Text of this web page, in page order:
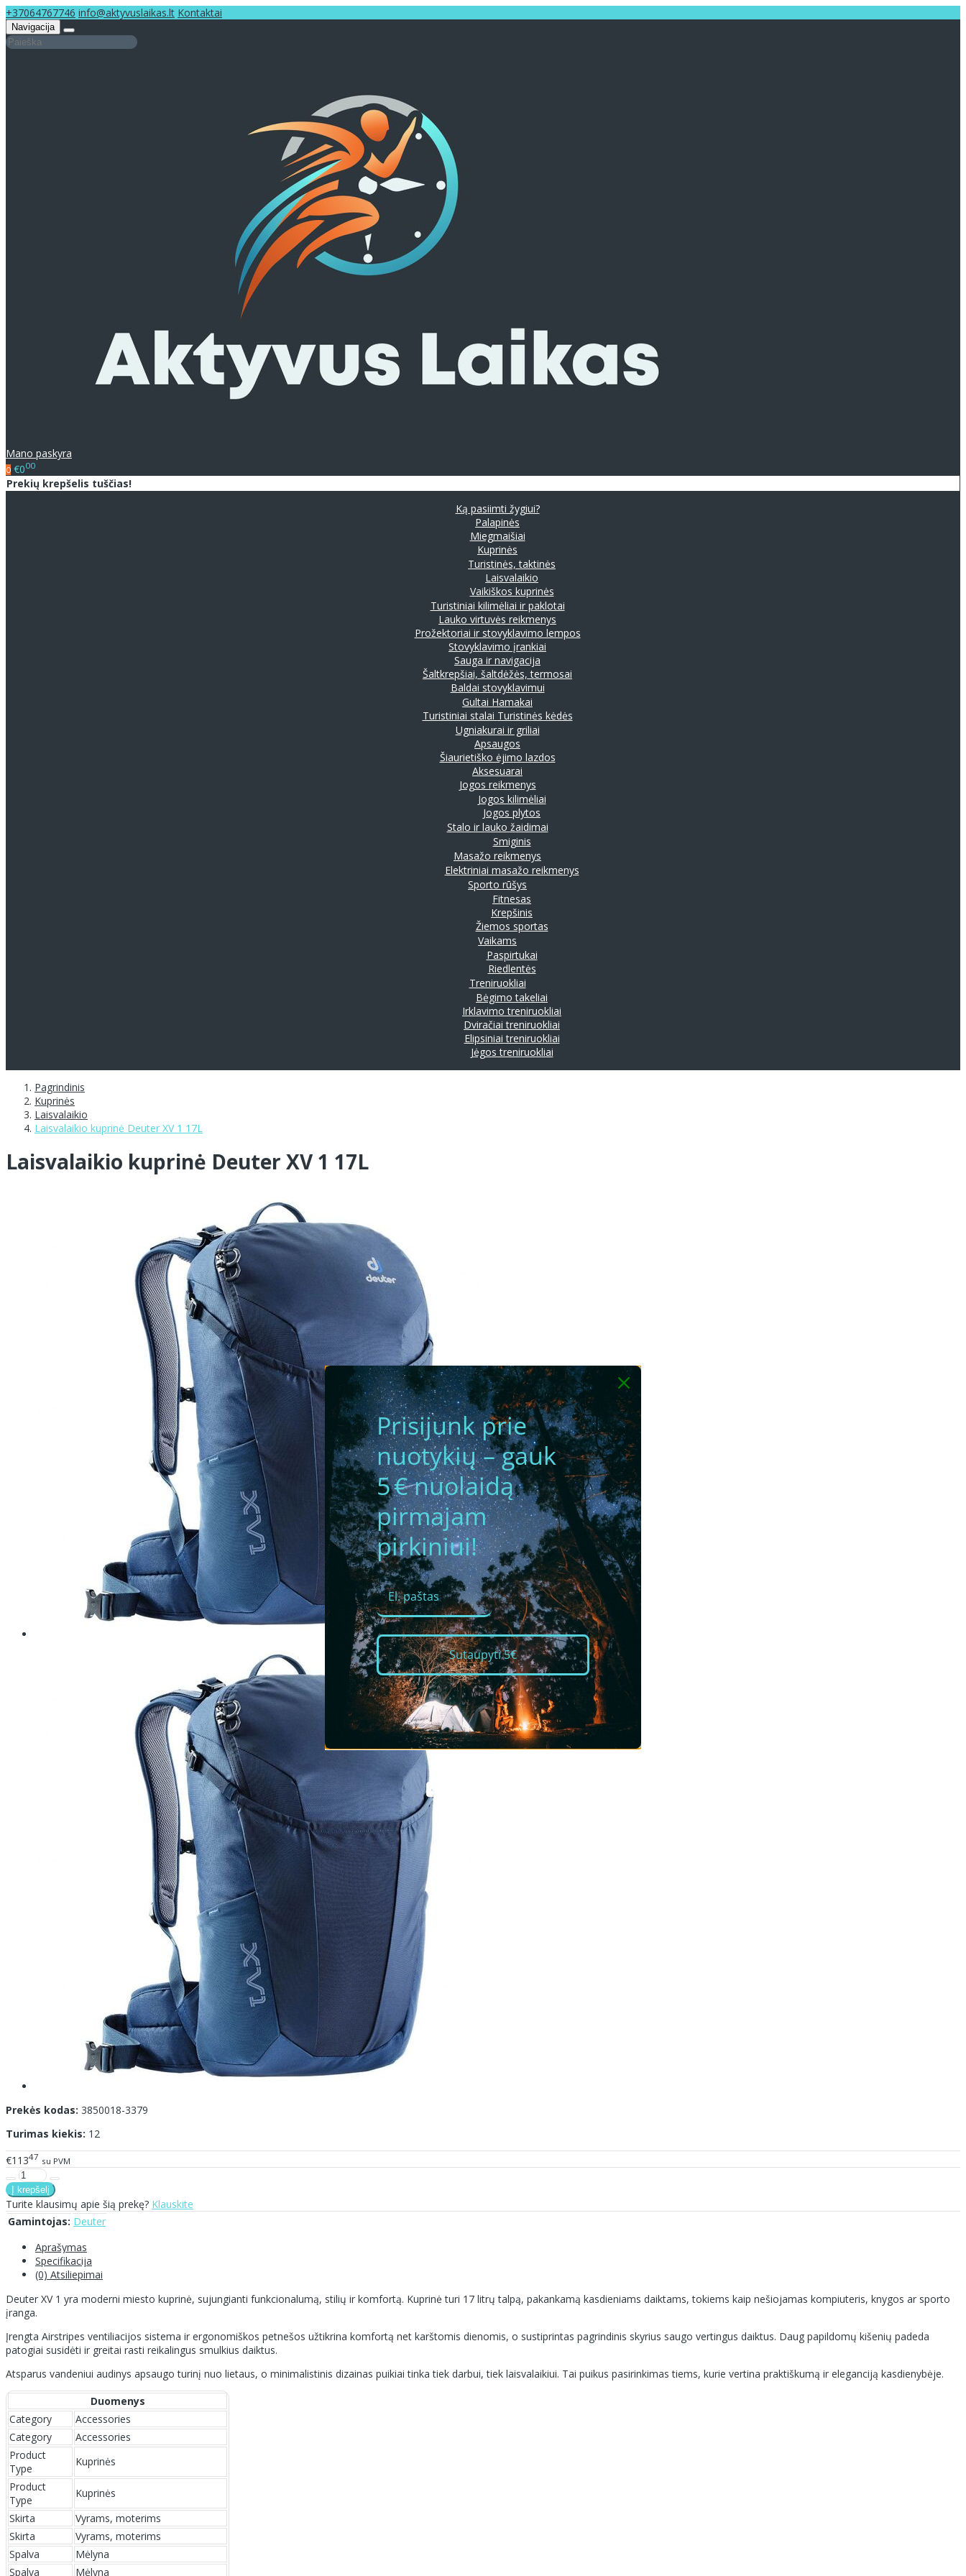
+37064767746 info@aktyvuslaikas.lt Kontaktai
Navigacija
Mano paskyra
0 €000
Prekių krepšelis tuščias!
Ką pasiimti žygiui?
Palapinės
Miegmaišiai
Kuprinės
Turistinės, taktinės
Laisvalaikio
Vaikiškos kuprinės
Turistiniai kilimėliai ir paklotai
Lauko virtuvės reikmenys
Prožektoriai ir stovyklavimo lempos
Stovyklavimo įrankiai
Sauga ir navigacija
Šaltkrepšiai, šaltdėžės, termosai
Baldai stovyklavimui
Gultai Hamakai
Turistiniai stalai Turistinės kėdės
Ugniakurai ir griliai
Apsaugos
Šiaurietiško ėjimo lazdos
Aksesuarai
Jogos reikmenys
Jogos kilimėliai
Jogos plytos
Stalo ir lauko žaidimai
Smiginis
Masažo reikmenys
Elektriniai masažo reikmenys
Sporto rūšys
Fitnesas
Krepšinis
Žiemos sportas
Vaikams
Paspirtukai
Riedlentės
Treniruokliai
Bėgimo takeliai
Irklavimo treniruokliai
Dviračiai treniruokliai
Elipsiniai treniruokliai
Jėgos treniruokliai
Pagrindinis
Kuprinės
Laisvalaikio
Laisvalaikio kuprinė Deuter XV 1 17L
Laisvalaikio kuprinė Deuter XV 1 17L
Prekės kodas: 3850018-3379
Turimas kiekis: 12
€11347 su PVM
Turite klausimų apie šią prekę? Klauskite
Gamintojas: Deuter
Aprašymas
Specifikacija
(0) Atsiliepimai
Deuter XV 1 yra moderni miesto kuprinė, sujungianti funkcionalumą, stilių ir komfortą. Kuprinė turi 17 litrų talpą, pakankamą kasdieniams daiktams, tokiems kaip nešiojamas kompiuteris, knygos ar sporto
įranga.
Įrengta Airstripes ventiliacijos sistema ir ergonomiškos petnešos užtikrina komfortą net karštomis dienomis, o sustiprintas pagrindinis skyrius saugo vertingus daiktus. Daug papildomų kišenių padeda
patogiai susidėti ir greitai rasti reikalingus smulkius daiktus.
Atsparus vandeniui audinys apsaugo turinį nuo lietaus, o minimalistinis dizainas puikiai tinka tiek darbui, tiek laisvalaikiui. Tai puikus pasirinkimas tiems, kurie vertina praktiškumą ir eleganciją kasdienybėje.
Duomenys
Category
Accessories
Category
Accessories
Product
Type
Kuprinės
Product
Type
Kuprinės
Skirta
Vyrams, moterims
Skirta
Vyrams, moterims
Spalva
Mėlyna
Spalva
Mėlyna
Prisijunk prie
nuotykių – gauk
5 € nuolaidą
pirmajam
pirkiniui!
Sutaupyti 5€